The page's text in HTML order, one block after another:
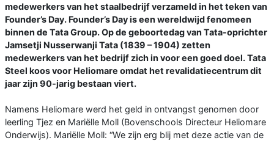
medewerkers van het staalbedrijf verzameld in het teken van
Founder’s Day. Founder’s Day is een wereldwijd fenomeen
binnen de Tata Group. Op de geboortedag van Tata-oprichter
Jamsetji Nusserwanji Tata (1839 – 1904) zetten
medewerkers van het bedrijf zich in voor een goed doel. Tata
Steel koos voor Heliomare omdat het revalidatiecentrum dit
jaar zijn 90-jarig bestaan viert.
Namens Heliomare werd het geld in ontvangst genomen door
leerling Tjez en Mariëlle Moll (Bovenschools Directeur Heliomare
Onderwijs). Mariëlle Moll: “We zijn erg blij met deze actie van de